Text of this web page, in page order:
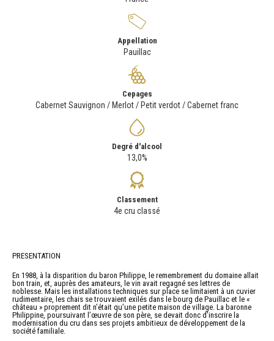
Appellation
Pauillac
Cepages
Cabernet Sauvignon / Merlot / Petit verdot / Cabernet franc
Degré d'alcool
13,0%
Classement
4e cru classé
PRESENTATION
En 1988, à la disparition du baron Philippe, le remembrement du domaine allait
bon train, et, auprès des amateurs, le vin avait regagné ses lettres de
noblesse. Mais les installations techniques sur place se limitaient à un cuvier
rudimentaire, les chais se trouvaient exilés dans le bourg de Pauillac et le «
château » proprement dit n’était qu’une petite maison de village. La baronne
Philippine, poursuivant l’œuvre de son père, se devait donc d’inscrire la
modernisation du cru dans ses projets ambitieux de développement de la
société familiale.